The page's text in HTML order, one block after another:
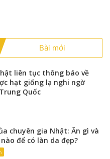
Bài mới
liên tục thông báo về
hạt giống lạ nghi ngờ
Quốc
chuyên gia Nhật: Ăn gì và
để có làn da đẹp?